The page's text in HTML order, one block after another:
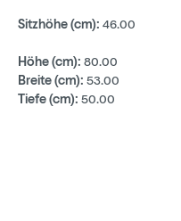
Sitzhöhe (cm): 46.00
Höhe (cm): 80.00
Breite (cm): 53.00
Tiefe (cm): 50.00